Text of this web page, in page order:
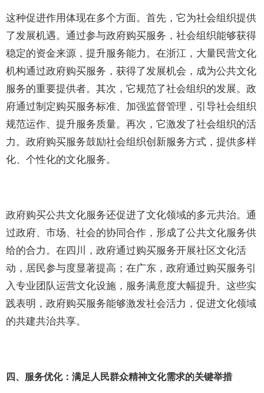
这种促进作用体现在多个方面。首先，它为社会组织提供
了发展机遇。通过参与政府购买服务，社会组织能够获得
稳定的资金来源，提升服务能力。在浙江，大量民营文化
机构通过政府购买服务，获得了发展机会，成为公共文化
服务的重要提供者。其次，它规范了社会组织的发展。政
府通过制定购买服务标准、加强监督管理，引导社会组织
规范运作、提升服务质量。再次，它激发了社会组织的活
力。政府购买服务鼓励社会组织创新服务方式，提供多样
化、个性化的文化服务。
政府购买公共文化服务还促进了文化领域的多元共治。通
过政府、市场、社会的协同合作，形成了公共文化服务供
给的合力。在四川，政府通过购买服务开展社区文化活
动，居民参与度显著提高；在广东，政府通过购买服务引
入专业团队运营文化设施，服务满意度大幅提升。这些实
践表明，政府购买服务能够激发社会活力，促进文化领域
的共建共治共享。
四、服务优化：满足人民群众精神文化需求的关键举措